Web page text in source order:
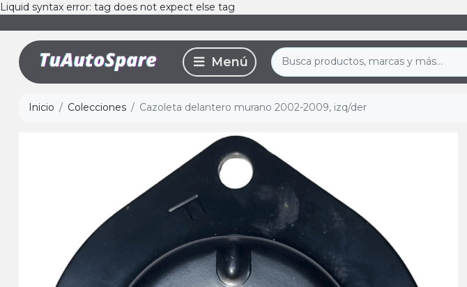
Liquid syntax error: tag does not expect else tag
Inicio Colecciones Cazoleta delantero murano 2002-2009, izq/der